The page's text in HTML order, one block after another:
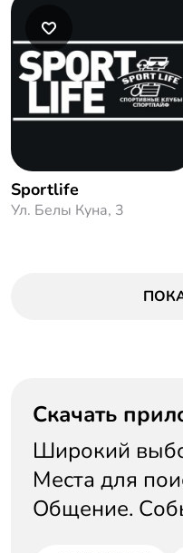
Sportlife
Ул. Белы Куна, 3
Скачать
Широкий
Места для
Общение.